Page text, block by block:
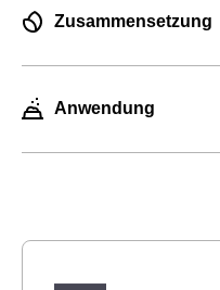
Zusammensetzung
Anwendung